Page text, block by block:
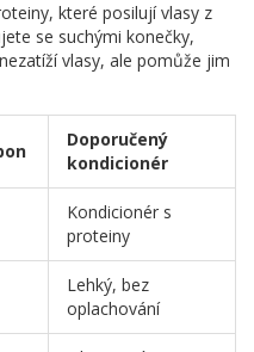
které posilují vlasy z
se suchými konečky,
vlasy, ale pomůže jim
Doporučený
kondicionér
Kondicionér s
proteiny
Lehký, bez
oplachování